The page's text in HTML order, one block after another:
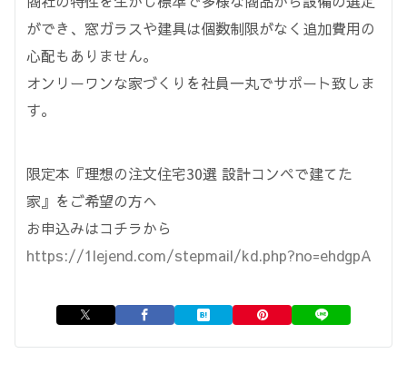
ができ、窓ガラスや建具は個数制限がなく追加費用の
心配もありません。
オンリーワンな家づくりを社員一丸でサポート致しま
す。
限定本『理想の注文住宅30選 設計コンペで建てた
家』をご希望の方へ
お申込みはコチラから
https://1lejend.com/stepmail/kd.php?no=ehdgpA